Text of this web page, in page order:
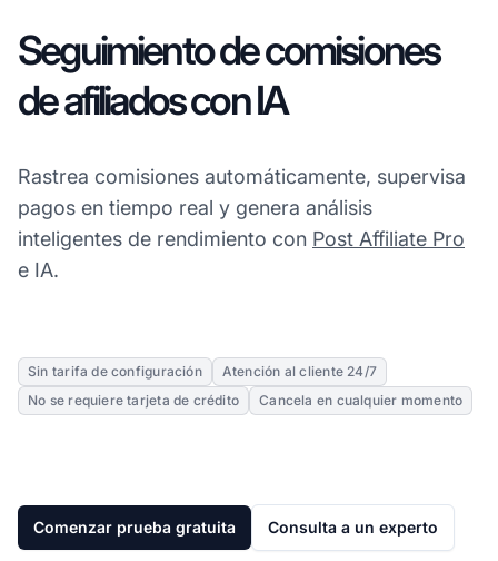
Seguimiento de comisiones
de afiliados con IA
Rastrea comisiones automáticamente, supervisa
pagos en tiempo real y genera análisis
inteligentes de rendimiento con Post Affiliate Pro
e IA.
Sin tarifa de configuración
Atención al cliente 24/7
No se requiere tarjeta de crédito
Cancela en cualquier momento
Comenzar prueba gratuita Consulta a un experto